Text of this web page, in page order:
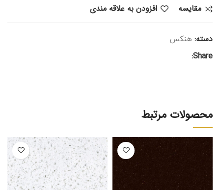
مقایسه افزودن به علاقه مندی
دسته: هنکس
Share:
محصولات مرتبط